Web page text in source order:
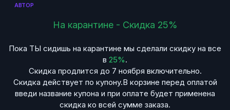
АВТОР
На карантине - Скидка 25%
Пока ТЫ сидишь на карантине мы сделали скидку на все
в 25%.
Скидка продлится до 7 ноября включительно.
Скидка действует по купону.В корзине перед оплатой
введи название купона и при оплате будет применена
скидка ко всей сумме заказа.